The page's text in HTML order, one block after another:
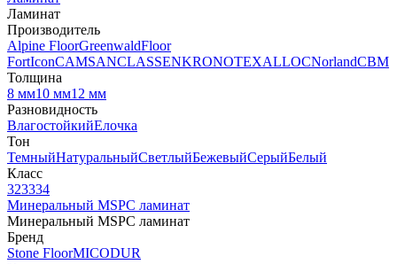
Ламинат
Производитель
Alpine FloorGreenwaldFloor
FortIconCAMSANCLASSENKRONOTEXALLOCNorlandCBM
Толщина
8 мм10 мм12 мм
Разновидность
ВлагостойкийЕлочка
Тон
ТемныйНатуральныйСветлыйБежевыйСерыйБелый
Класс
323334
Минеральный MSPC ламинат
Минеральный MSPC ламинат
Бренд
Stone FloorMICODUR